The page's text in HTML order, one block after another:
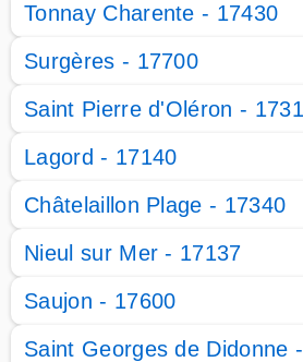
Tonnay Charente - 17430
Surgères - 17700
Saint Pierre d'Oléron -
Lagord - 17140
Châtelaillon Plage - 17340
Nieul sur Mer - 17137
Saujon - 17600
Saint Georges de Didonne